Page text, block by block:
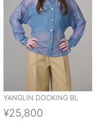
YANGLIN DOCKING BL
¥25,800